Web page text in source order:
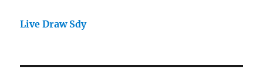
Live Draw Sdy